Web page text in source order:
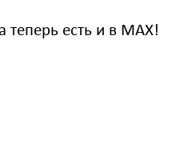
теперь есть и в MAX!